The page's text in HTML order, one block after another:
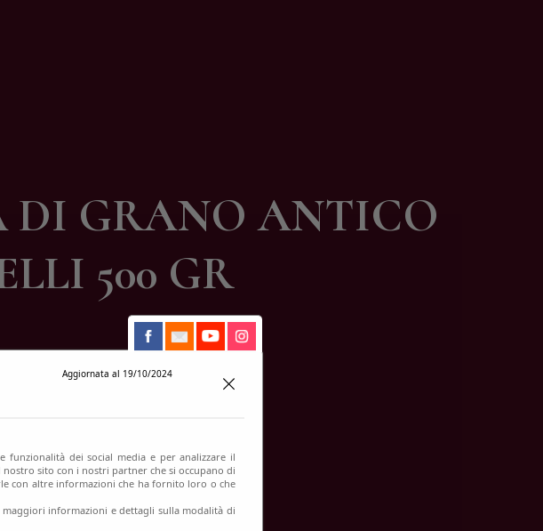
DI GRANO ANTICO
500 GR
Aggiornata al 19/10/2024
funzionalità dei social media e per analizzare il
sito con i nostri partner che si occupano di
con altre informazioni che ha fornito loro o che
informazioni e dettagli sulla modalità di